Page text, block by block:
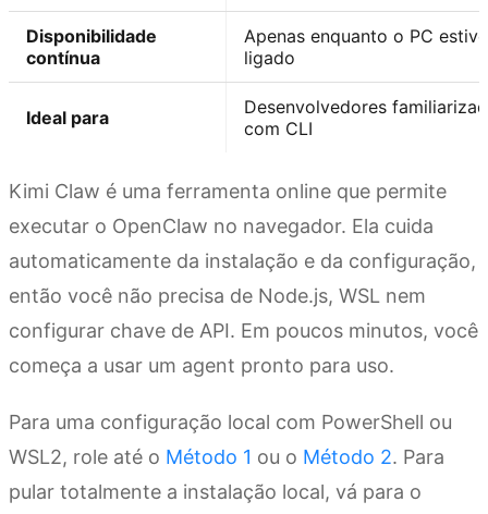
Disponibilidade
contínua
Apenas enquanto o PC
ligado
Ideal para
Desenvolvedores
com CLI
Kimi Claw é uma ferramenta online que permite
executar o OpenClaw no navegador. Ela cuida
automaticamente da instalação e da configuração,
então você não precisa de Node.js, WSL nem
configurar chave de API. Em poucos minutos, você
começa a usar um agent pronto para uso.
Para uma configuração local com PowerShell ou
WSL2, role até o Método 1 ou o Método 2. Para
pular totalmente a instalação local, vá para o